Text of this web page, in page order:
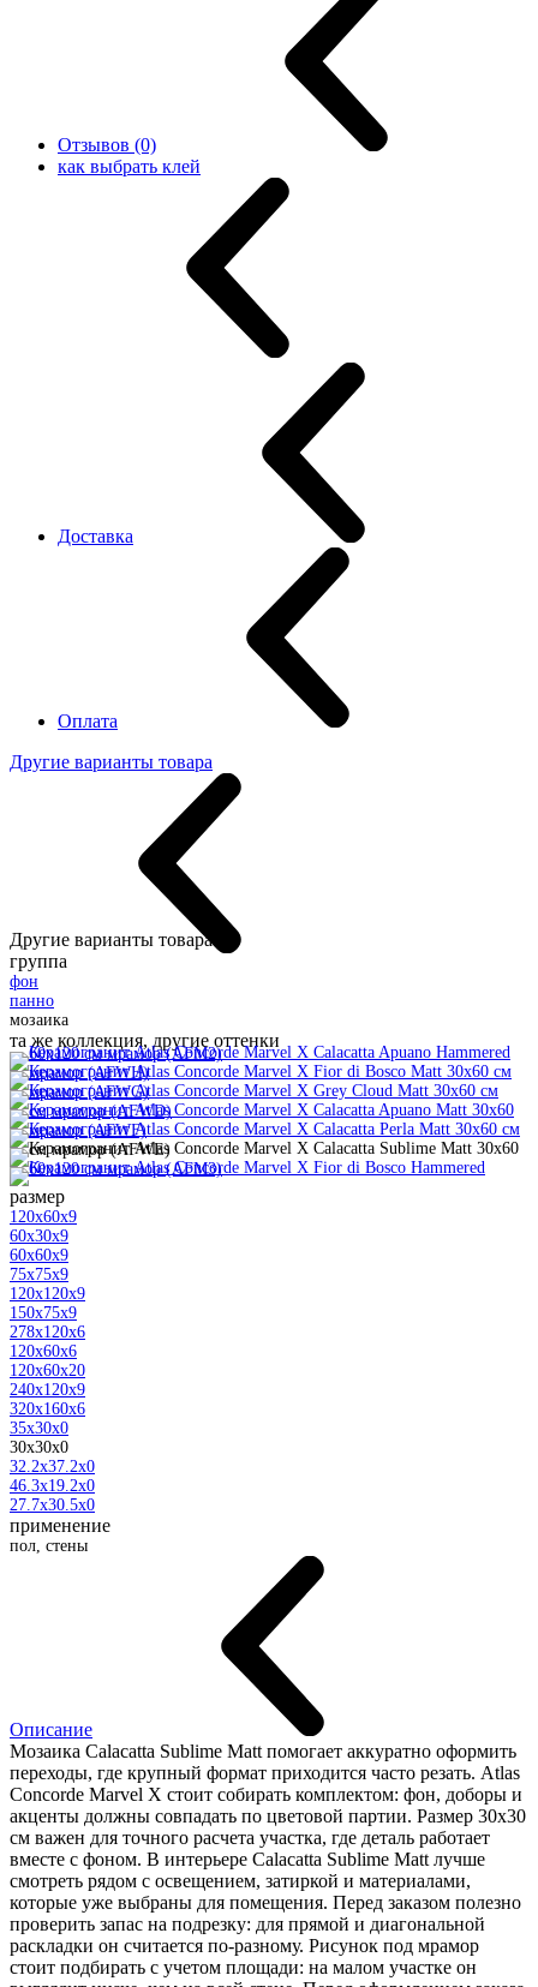
Отзывов (0)
как выбрать клей
Доставка
Оплата
Другие варианты товара
Другие варианты товара:
группа
фон
панно
мозаика
та же коллекция, другие оттенки
размер
120x60x9
60x30x9
60x60x9
75x75x9
120x120x9
150x75x9
278x120x6
120x60x6
120x60x20
240x120x9
320x160x6
35x30x0
30x30x0
32.2x37.2x0
46.3x19.2x0
27.7x30.5x0
применение
пол, стены
Описание
Мозаика Calacatta Sublime Matt помогает аккуратно оформить
переходы, где крупный формат приходится часто резать. Atlas
Concorde Marvel X стоит собирать комплектом: фон, доборы и
акценты должны совпадать по цветовой партии. Размер 30x30
см важен для точного расчета участка, где деталь работает
вместе с фоном. В интерьере Calacatta Sublime Matt лучше
смотреть рядом с освещением, затиркой и материалами,
которые уже выбраны для помещения. Перед заказом полезно
проверить запас на подрезку: для прямой и диагональной
раскладки он считается по-разному. Рисунок под мрамор
стоит подбирать с учетом площади: на малом участке он